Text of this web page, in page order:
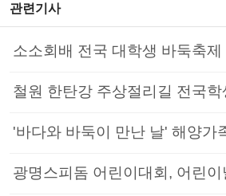
관련기사
소소회배 전국 대학생 바둑축
철원 한탄강 주상절리길 전국
'바다와 바둑이 만난 날' 해양가
광명스피돔 어린이대회, 어린